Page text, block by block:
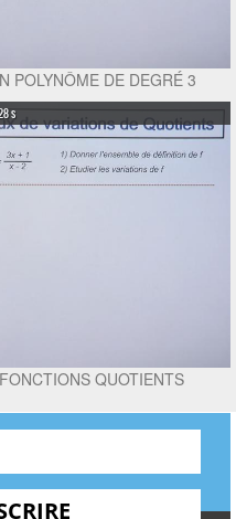
POLYNÔME DE DEGRÉ 3
s
QUOTIENTS